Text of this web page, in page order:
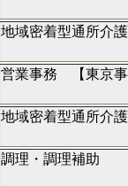
地域密着型通所介護
営業事務 【東京事
地域密着型通所介護
調理・調理補助